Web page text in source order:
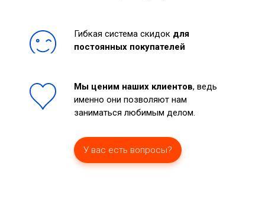
Гибкая система скидок для
постоянных покупателей
Мы ценим наших клиентов, ведь
именно они позволяют нам
заниматься любимым делом.
У вас есть вопросы?